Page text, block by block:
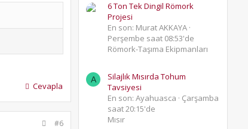
Cevapla
#6
6 Ton Tek Dingil Römork
Projesi
En son: Murat AKKAYA
Perşembe saat 08:53'de
Römork-Taşıma Ekipmanları
A
Silajlık Mısırda Tohum
Tavsiyesi
En son: Ayahuasca
Çarşamba
saat 20:15'de
Mısır